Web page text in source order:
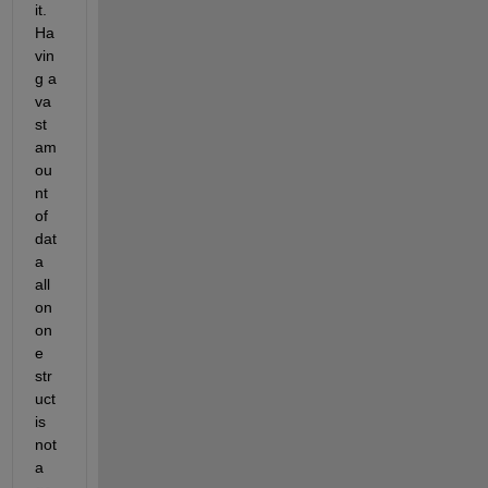
it.
Ha
vin
g a
va
st
am
ou
nt
of
dat
a
all
on
on
e
str
uct
is
not
a